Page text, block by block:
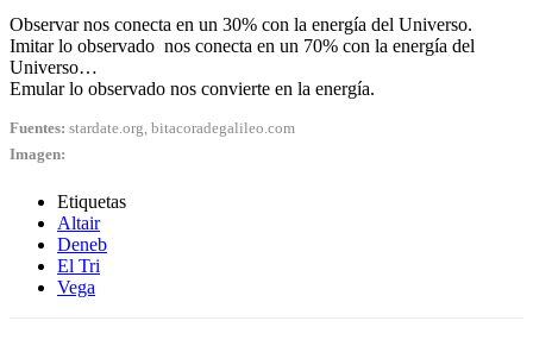
Observar nos conecta en un 30% con la energía del Universo.
Imitar lo observado nos conecta en un 70% con la energía del
Universo…
Emular lo observado nos convierte en la energía.
Fuentes: stardate.org, bitacoradegalileo.com
Imagen:
Etiquetas
Altair
Deneb
El Tri
Vega